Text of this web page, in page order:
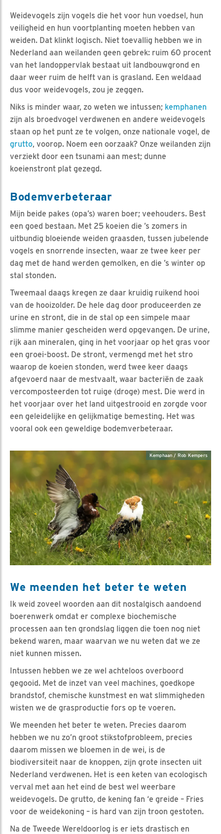
Weidevogels zijn vogels die het voor hun voedsel, hun
veiligheid en hun voortplanting moeten hebben van
weiden. Dat klinkt logisch. Niet toevallig hebben we in
Nederland aan weilanden geen gebrek: ruim 60 procent
van het landoppervlak bestaat uit landbouwgrond en
daar weer ruim de helft van is grasland. Een weldaad
dus voor weidevogels, zou je zeggen.
Niks is minder waar, zo weten we intussen; kemphanen
zijn als broedvogel verdwenen en andere weidevogels
staan op het punt ze te volgen, onze nationale vogel, de
grutto, voorop. Noem een oorzaak? Onze weilanden zijn
verziekt door een tsunami aan mest; dunne
koeienstront plat gezegd.
Bodemverbeteraar
Mijn beide pakes (opa’s) waren boer; veehouders. Best
een goed bestaan. Met 25 koeien die ’s zomers in
uitbundig bloeiende weiden graasden, tussen jubelende
vogels en snorrende insecten, waar ze twee keer per
dag met de hand werden gemolken, en die ’s winter op
stal stonden.
Tweemaal daags kregen ze daar kruidig ruikend hooi
van de hooizolder. De hele dag door produceerden ze
urine en stront, die in de stal op een simpele maar
slimme manier gescheiden werd opgevangen. De urine,
rijk aan mineralen, ging in het voorjaar op het gras voor
een groei-boost. De stront, vermengd met het stro
waarop de koeien stonden, werd twee keer daags
afgevoerd naar de mestvaalt, waar bacteriën de zaak
vercomposteerden tot ruige (droge) mest. Die werd in
het voorjaar over het land uitgestrooid en zorgde voor
een geleidelijke en gelijkmatige bemesting. Het was
vooral ook een geweldige bodemverbeteraar.
Kemphaan / Rob Kempers
We meenden het beter te weten
Ik weid zoveel woorden aan dit nostalgisch aandoend
boerenwerk omdat er complexe biochemische
processen aan ten grondslag liggen die toen nog niet
bekend waren, maar waarvan we nu weten dat we ze
niet kunnen missen.
Intussen hebben we ze wel achteloos overboord
gegooid. Met de inzet van veel machines, goedkope
brandstof, chemische kunstmest en wat slimmigheden
wisten we de grasproductie fors op te voeren.
We meenden het beter te weten. Precies daarom
hebben we nu zo’n groot stikstofprobleem, precies
daarom missen we bloemen in de wei, is de
biodiversiteit naar de knoppen, zijn grote insecten uit
Nederland verdwenen. Het is een keten van ecologisch
verval met aan het eind de best wel weerbare
weidevogels. De grutto, de kening fan ‘e greide – Fries
voor de weidekoning – is hard van zijn troon gestoten.
Na de Tweede Wereldoorlog is er iets drastisch en